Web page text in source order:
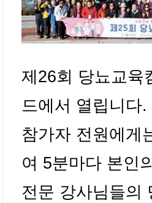
제 26회 당뇨교육
드에서 열립니다.
참가자 전원에게
여 5분마다 본인
전문 강사님들의